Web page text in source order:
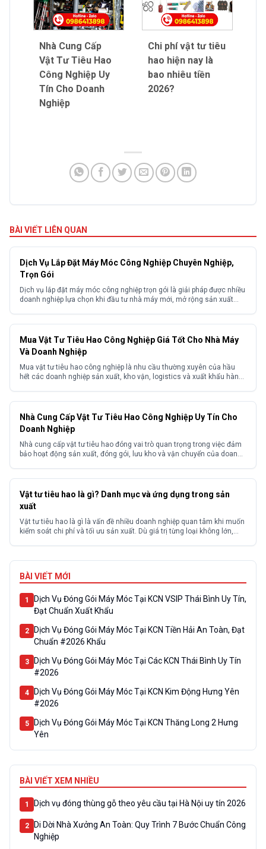
Nhà Cung Cấp
Vật Tư Tiêu Hao
Công Nghiệp Uy
Tín Cho Doanh
Nghiệp
Chi phí vật tư tiêu
hao hiện nay là
bao nhiêu tiền
2026?
BÀI VIẾT LIÊN QUAN
Dịch Vụ Lắp Đặt Máy Móc Công Nghiệp Chuyên Nghiệp,
Trọn Gói
Dịch vụ lắp đặt máy móc công nghiệp trọn gói là giải pháp được nhiều
doanh nghiệp lựa chọn khi đầu tư nhà máy mới, mở rộng sản xuất
Mua Vật Tư Tiêu Hao Công Nghiệp Giá Tốt Cho Nhà Máy
Và Doanh Nghiệp
Mua vật tư tiêu hao công nghiệp là nhu cầu thường xuyên của hầu
hết các doanh nghiệp sản xuất, kho vận, logistics và xuất khẩu hàng
Nhà Cung Cấp Vật Tư Tiêu Hao Công Nghiệp Uy Tín Cho
Doanh Nghiệp
Nhà cung cấp vật tư tiêu hao đóng vai trò quan trọng trong việc đảm
bảo hoạt động sản xuất, đóng gói, lưu kho và vận chuyển của doanh
Vật tư tiêu hao là gì? Danh mục và ứng dụng trong sản
xuất
Vật tư tiêu hao là gì là vấn đề nhiều doanh nghiệp quan tâm khi muốn
kiểm soát chi phí và tối ưu sản xuất. Dù giá trị từng loại không lớn,
BÀI VIẾT MỚI
1
Dịch Vụ Đóng Gói Máy Móc Tại KCN VSIP Thái Bình Uy Tín,
Đạt Chuẩn Xuất Khẩu
2
Dịch Vụ Đóng Gói Máy Móc Tại KCN Tiền Hải An Toàn, Đạt
Chuẩn #2026 Khẩu
3
Dịch Vụ Đóng Gói Máy Móc Tại Các KCN Thái Bình Uy Tín
#2026
4
Dịch Vụ Đóng Gói Máy Móc Tại KCN Kim Động Hưng Yên
#2026
5
Dịch Vụ Đóng Gói Máy Móc Tại KCN Thăng Long 2 Hưng
Yên
BÀI VIẾT XEM NHIỀU
1 Dịch vụ đóng thùng gỗ theo yêu cầu tại Hà Nội uy tín 2026
2
Di Dời Nhà Xưởng An Toàn: Quy Trình 7 Bước Chuẩn Công
Nghiệp